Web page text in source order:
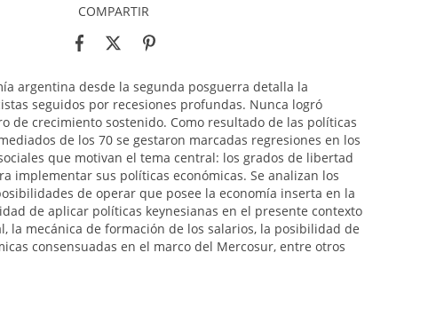
COMPARTIR
argentina desde la segunda posguerra detalla la
seguidos por recesiones profundas. Nunca logró
de crecimiento sostenido. Como resultado de las políticas
de los 70 se gestaron marcadas regresiones en los
que motivan el tema central: los grados de libertad
implementar sus políticas económicas. Se analizan los
de operar que posee la economía inserta en la
de aplicar políticas keynesianas en el presente contexto
la mecánica de formación de los salarios, la posibilidad de
consensuadas en el marco del Mercosur, entre otros